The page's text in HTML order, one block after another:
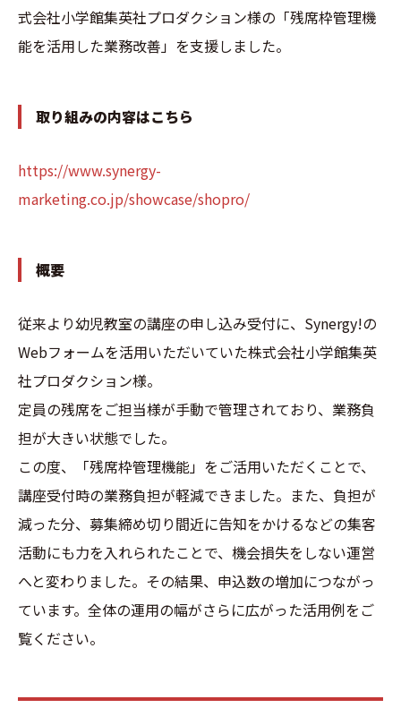
式会社小学館集英社プロダクション様の「残席枠管理機
能を活用した業務改善」を支援しました。
取り組みの内容はこちら
https://www.synergy-
marketing.co.jp/showcase/shopro/
概要
従来より幼児教室の講座の申し込み受付に、Synergy!の
Webフォームを活用いただいていた株式会社小学館集英
社プロダクション様。
定員の残席をご担当様が手動で管理されており、業務負
担が大きい状態でした。
この度、「残席枠管理機能」をご活用いただくことで、
講座受付時の業務負担が軽減できました。また、負担が
減った分、募集締め切り間近に告知をかけるなどの集客
活動にも力を入れられたことで、機会損失をしない運営
へと変わりました。その結果、申込数の増加につながっ
ています。全体の運用の幅がさらに広がった活用例をご
覧ください。